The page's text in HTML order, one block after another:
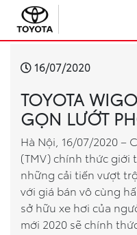
Sản phẩm
Công nghệ
Dịch vụ
Điện hóa
Về Toyota Việt Nam
16/07/2020
TOYOTA
GỌN LƯỚT
Hà Nội, 16/07/2020 –
(TMV) chính thức giới
những cải tiến vượt
với giá bán vô cùng
sở hữu xe hơi của
mới 2020 sẽ chính